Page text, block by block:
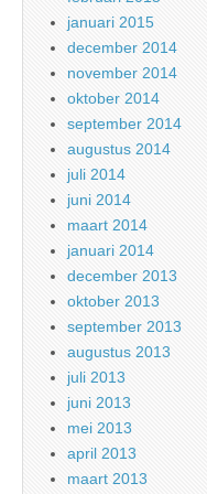
januari 2015
december 2014
november 2014
oktober 2014
september 2014
augustus 2014
juli 2014
juni 2014
maart 2014
januari 2014
december 2013
oktober 2013
september 2013
augustus 2013
juli 2013
juni 2013
mei 2013
april 2013
maart 2013